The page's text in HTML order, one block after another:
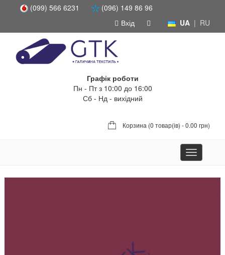
(099) 566 6231
(096) 149 86 96
UA | RU
Вхід
Графік роботи
Пн - Пт з 10:00 до 16:00
Сб - Нд - вихідний
Корзина (0 товар(ів) - 0.00 грн)
Toggle
navigation